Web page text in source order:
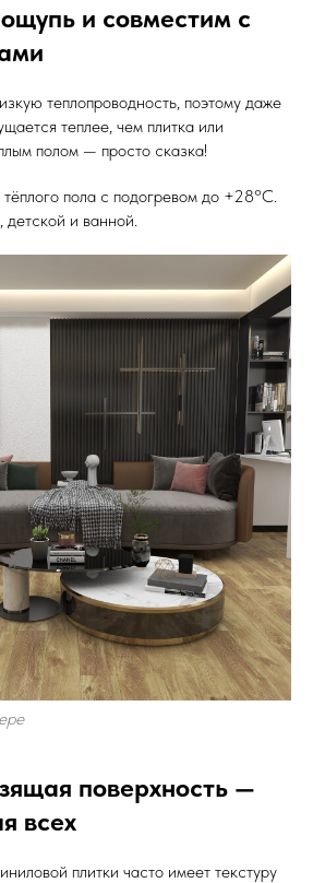
и совместим с
теплопроводность, поэтому даже
теплее, чем плитка или
полом — просто сказка!
пола с подогревом до +28°C.
и ванной.
поверхность —
всех
плитки часто имеет текстуру